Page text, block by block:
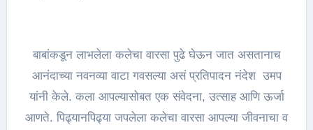
बाबांकडून लाभलेला कलेचा वारसा पुढे घेऊन जात असतानाच
आनंदाच्या नवनव्या वाटा गवसल्या असं प्रतिपादन नंदेश उमप
यांनी केले. कला आपल्यासोबत एक संवेदना, उत्साह आणि ऊर्जा
आणते. पिढ्यानपिढ्या जपलेला कलेचा वारसा आपल्या जीवनाचा व